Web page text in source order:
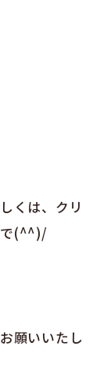
くは、クリ
で(^^)/
願いいたし